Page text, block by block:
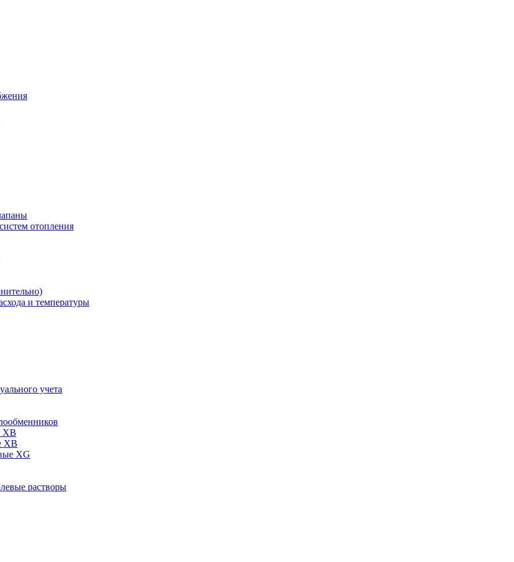
отопления
и температуры
учета
XB
ХВ
ХG
растворы